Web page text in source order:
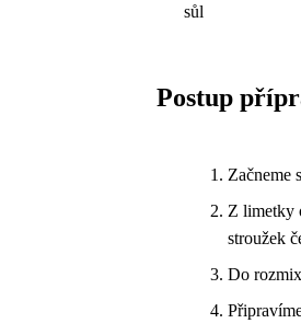
sůl
Postup
Začneme
Z limetky
stroužek
Do